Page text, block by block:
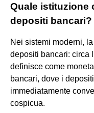
Quale istituzione
depositi bancari?
Nei sistemi moderni,
depositi bancari: circa
definisce come
bancari, dove i
immediatamente
cospicua.